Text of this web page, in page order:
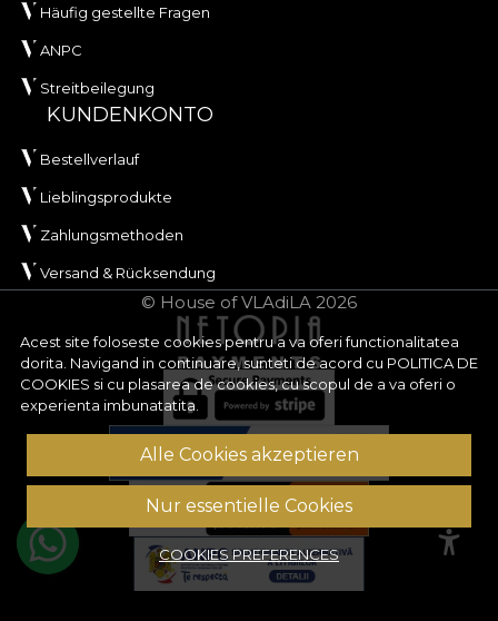
Acest site foloseste cookies pentru a va oferi functionalitatea
dorita. Navigand in continuare, sunteti de acord cu POLITICA DE
COOKIES si cu plasarea de cookies, cu scopul de a va oferi o
experienta imbunatatita.
Alle Cookies akzeptieren
Nur essentielle Cookies
COOKIES PREFERENCES
Häufig gestellte Fragen
ANPC
Streitbeilegung
KUNDENKONTO
Bestellverlauf
Lieblingsprodukte
Zahlungsmethoden
Versand & Rücksendung
© House of VLAdiLA 2026